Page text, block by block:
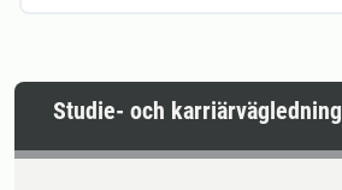
Studie- och karriärvägledning